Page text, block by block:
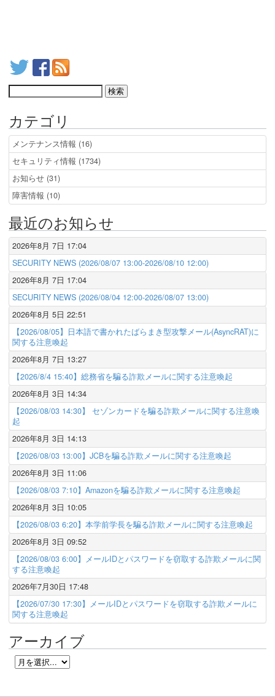
カテゴリ
メンテナンス情報 (16)
セキュリティ情報 (1734)
お知らせ (31)
障害情報 (10)
最近のお知らせ
2026年8月 7日 17:04
SECURITY NEWS (2026/08/07 13:00-2026/08/10 12:00)
2026年8月 7日 17:04
SECURITY NEWS (2026/08/04 12:00-2026/08/07 13:00)
2026年8月 5日 22:51
【2026/08/05】日本語で書かれたばらまき型攻撃メール(AsyncRAT)に
関する注意喚起
2026年8月 7日 13:27
【2026/8/4 15:40】総務省を騙る詐欺メールに関する注意喚起
2026年8月 3日 14:34
【2026/08/03 14:30】 セゾンカードを騙る詐欺メールに関する注意喚
起
2026年8月 3日 14:13
【2026/08/03 13:00】JCBを騙る詐欺メールに関する注意喚起
2026年8月 3日 11:06
【2026/08/03 7:10】Amazonを騙る詐欺メールに関する注意喚起
2026年8月 3日 10:05
【2026/08/03 6:20】本学前学長を騙る詐欺メールに関する注意喚起
2026年8月 3日 09:52
【2026/08/03 6:00】メールIDとパスワードを窃取する詐欺メールに関
する注意喚起
2026年7月30日 17:48
【2026/07/30 17:30】メールIDとパスワードを窃取する詐欺メールに
関する注意喚起
アーカイブ